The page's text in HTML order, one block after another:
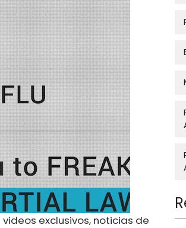
exclusivos, noticias de